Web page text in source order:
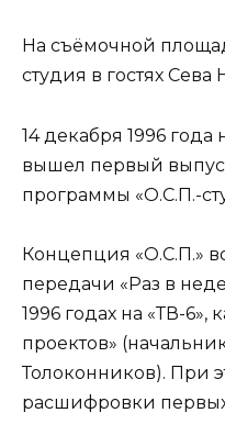
На съёмочной
студия в гостях Сева
14 декабря 1996 года
вышел первый
программы «О.С.П.-
Концепция «О.С.П.»
передачи «Раз в
1996 годах на «ТВ-
проектов»
Толоконников). При
расшифровки первых